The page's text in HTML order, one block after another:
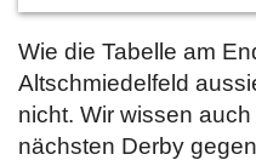
Wie die Tabelle am
Altschmiedelfeld
nicht. Wir wissen
nächsten Derby gegen